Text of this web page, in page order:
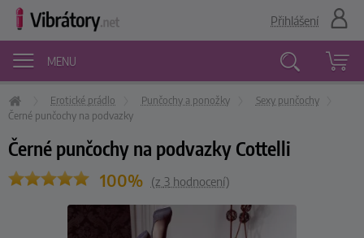
MENU
Vyhledávání
Přihlášení
Erotické prádlo Punčochy a ponožky
Sexy punčochy
Černé punčochy na podvazky
Černé punčochy na podvazky Cottelli
100% (z 3hodnocení)